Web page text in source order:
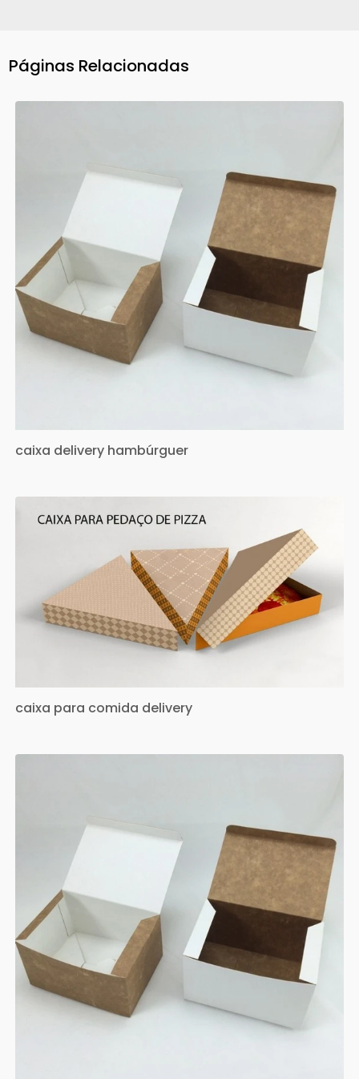
Páginas Relacionadas
caixa delivery hambúrguer
caixa para comida delivery